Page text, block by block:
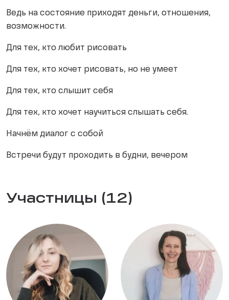
Ведь на состояние приходят деньги, отношения,
возможности.
Для тех, кто любит рисовать
Для тех, кто хочет рисовать, но не умеет
Для тех, кто слышит себя
Для тех, кто хочет научиться слышать себя.
Начнём диалог с собой
Встречи будут проходить в будни, вечером
Участницы (12)